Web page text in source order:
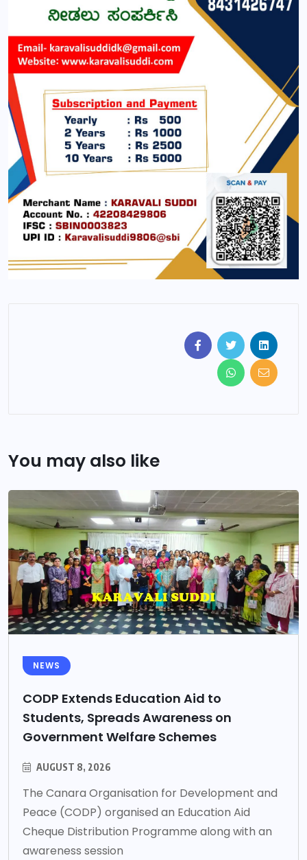
You may also like
NEWS
CODP Extends Education Aid to
Students, Spreads Awareness on
Government Welfare Schemes
AUGUST 8, 2026
The Canara Organisation for Development and
Peace (CODP) organised an Education Aid
Cheque Distribution Programme along with an
awareness session